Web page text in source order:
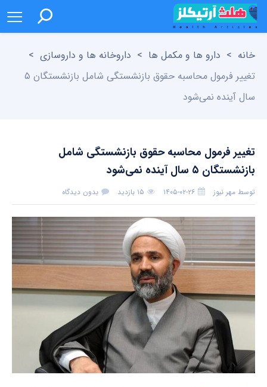
خانه > دارو ها و مکمل ها > داروخانه ها و داروسازی >
تغییر فرمول محاسبه حقوق بازنشستگی شامل بازنشستگان ۵
سال آینده نمی‌شود
تغییر فرمول محاسبه حقوق بازنشستگی شامل
بازنشستگان ۵ سال آینده نمی‌شود
توسط مهر نیوز ۱۴۰۵-۰۲-۲۶ ۱۵ بازدید بدون دیدگاه